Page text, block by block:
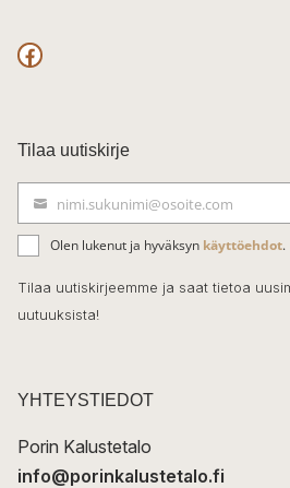
F
c
e
b
o
o
k
Tilaa uutiskirje
ä
h
k
t
nimi.sukunimi@osoite.com
Olen lukenut ja hyväksyn käyttöehdot.
Tilaa uutiskirjeemme ja saat tietoa
uutuuksista!
YHTEYSTIEDOT
Porin Kalustetalo
info@porinkalustetalo.fi